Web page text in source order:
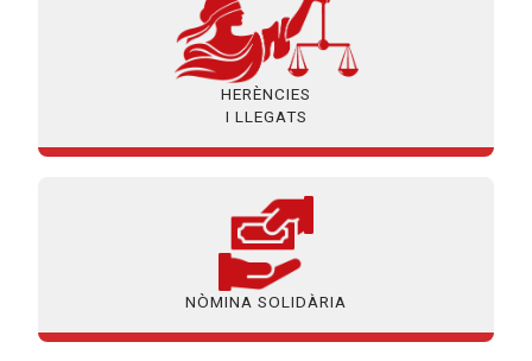
HERÈNCIES
I LLEGATS
NÒMINA SOLIDÀRIA